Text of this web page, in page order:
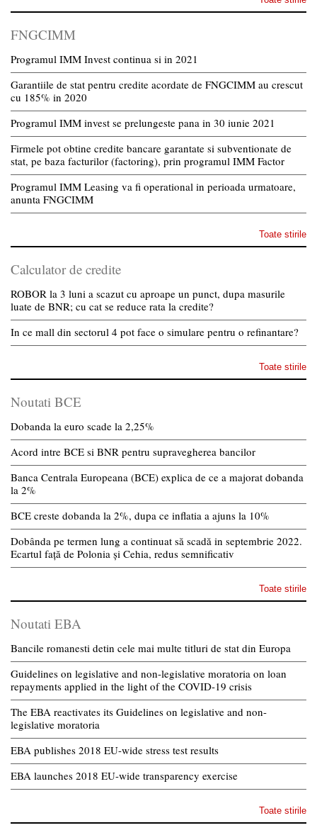
FNGCIMM
Programul IMM Invest continua si in 2021
Garantiile de stat pentru credite acordate de FNGCIMM au crescut
cu 185% in 2020
Programul IMM invest se prelungeste pana in 30 iunie 2021
Firmele pot obtine credite bancare garantate si subventionate de
stat, pe baza facturilor (factoring), prin programul IMM Factor
Programul IMM Leasing va fi operational in perioada urmatoare,
anunta FNGCIMM
Toate stirile
Calculator de credite
ROBOR la 3 luni a scazut cu aproape un punct, dupa masurile
luate de BNR; cu cat se reduce rata la credite?
In ce mall din sectorul 4 pot face o simulare pentru o refinantare?
Toate stirile
Noutati BCE
Dobanda la euro scade la 2,25%
Acord intre BCE si BNR pentru supravegherea bancilor
Banca Centrala Europeana (BCE) explica de ce a majorat dobanda
la 2%
BCE creste dobanda la 2%, dupa ce inflatia a ajuns la 10%
Dobânda pe termen lung a continuat să scadă in septembrie 2022.
Ecartul față de Polonia și Cehia, redus semnificativ
Toate stirile
Noutati EBA
Bancile romanesti detin cele mai multe titluri de stat din Europa
Guidelines on legislative and non-legislative moratoria on loan
repayments applied in the light of the COVID-19 crisis
The EBA reactivates its Guidelines on legislative and non-
legislative moratoria
EBA publishes 2018 EU-wide stress test results
EBA launches 2018 EU-wide transparency exercise
Toate stirile